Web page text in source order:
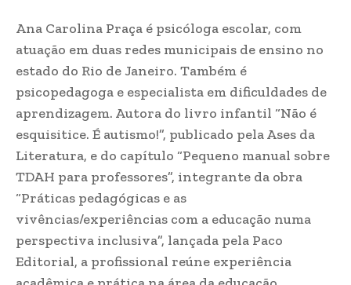
Ana Carolina Praça é psicóloga escolar, com
atuação em duas redes municipais de ensino no
estado do Rio de Janeiro. Também é
psicopedagoga e especialista em dificuldades de
aprendizagem. Autora do livro infantil “Não é
esquisitice. É autismo!”, publicado pela Ases da
Literatura, e do capítulo “Pequeno manual sobre
TDAH para professores”, integrante da obra
“Práticas pedagógicas e as
vivências/experiências com a educação numa
perspectiva inclusiva”, lançada pela Paco
Editorial, a profissional reúne experiência